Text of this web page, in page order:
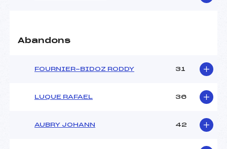
Abandons
FOURNIER-BIDOZ RODDY 31
LUQUE RAFAEL 36
AUBRY JOHANN 42